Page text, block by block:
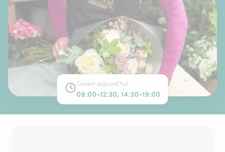
Ouvert aujourd'hui
09:00-12:30, 14:30-19:00